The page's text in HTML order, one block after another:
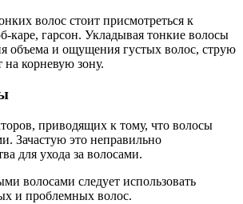
волос стоит присмотреться к
каре, гарсон. Укладывая тонкие волосы
объема и ощущения густых волос, струю
на корневую зону.
приводящих к тому, что волосы
Зачастую это неправильно
для ухода за волосами.
волосами следует использовать
и проблемных волос.